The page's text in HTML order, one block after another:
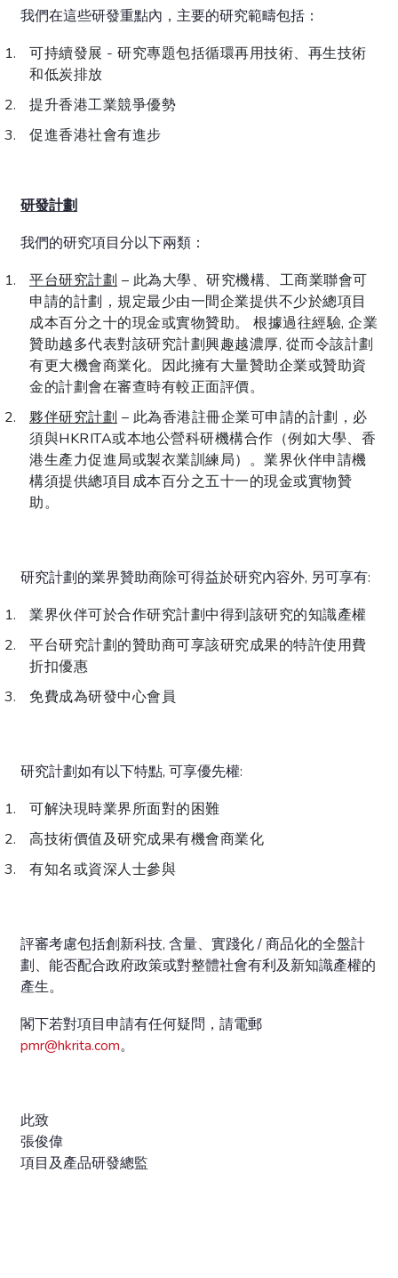
我們在這些研發重點內，主要的研究範疇包括：
可持續發展 - 研究專題包括循環再用技術、再生技術
和低炭排放
提升香港工業競爭優勢
促進香港社會有進步
研發計劃
我們的研究項目分以下兩類：
平台研究計劃 – 此為大學、研究機構、工商業聯會可
申請的計劃，規定最少由一間企業提供不少於總項目
成本百分之十的現金或實物贊助。 根據過往經驗, 企業
贊助越多代表對該研究計劃興趣越濃厚, 從而令該計劃
有更大機會商業化。因此擁有大量贊助企業或贊助資
金的計劃會在審查時有較正面評價。
夥伴研究計劃 – 此為香港註冊企業可申請的計劃，必
須與HKRITA或本地公營科研機構合作（例如大學、香
港生產力促進局或製衣業訓練局）。業界伙伴申請機
構須提供總項目成本百分之五十一的現金或實物贊
助。
研究計劃的業界贊助商除可得益於研究內容外, 另可享有:
業界伙伴可於合作研究計劃中得到該研究的知識產權
平台研究計劃的贊助商可享該研究成果的特許使用費
折扣優惠
免費成為研發中心會員
研究計劃如有以下特點, 可享優先權:
可解決現時業界所面對的困難
高技術價值及研究成果有機會商業化
有知名或資深人士參與
評審考慮包括創新科技, 含量、實踐化 / 商品化的全盤計
劃、能否配合政府政策或對整體社會有利及新知識產權的
產生。
閣下若對項目申請有任何疑問，請電郵
pmr@hkrita.com。
此致
張俊偉
項目及產品研發總監